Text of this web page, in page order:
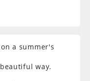
a summer's
way.